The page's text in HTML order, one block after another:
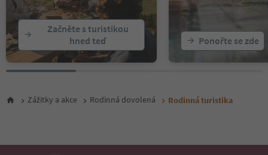
28
29
30
31
32
33
36
Začněte s turistikou
hned teď
Ponořte se zde
Zážitky a akce Rodinná dovolená Rodinná turistika